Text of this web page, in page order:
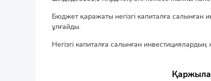
Бюджет қаражаты негізгі капиталға
ұлғайды.
Негізгі капиталға салынған